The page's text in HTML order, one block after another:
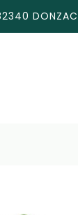
DONZAC